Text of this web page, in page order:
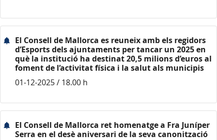
El Consell de Mallorca es reuneix amb els regidors
d’Esports dels ajuntaments per tancar un 2025 en
què la institució ha destinat 20,5 milions d’euros al
foment de l’activitat física i la salut als municipis
01-12-2025 / 18.00 h
El Consell de Mallorca ret homenatge a Fra Juníper
Serra en el desè aniversari de la seva canonització